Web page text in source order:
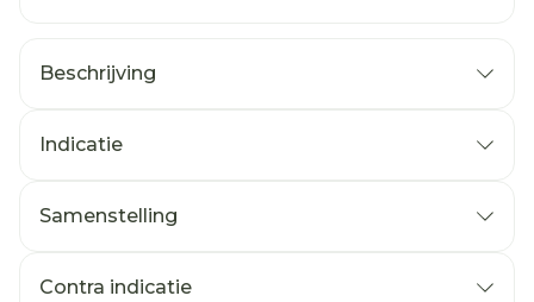
Beschrijving
Indicatie
Samenstelling
Contra indicatie